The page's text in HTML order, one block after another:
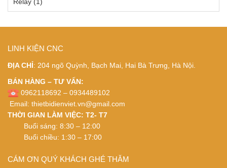
LINH KIỆN CNC
ĐỊA CHỈ: 204 ngõ Quỳnh, Bạch Mai, Hai Bà Trưng, Hà Nội.
BÁN HÀNG – TƯ VẤN:
0962118692 – 0934489102
Email: thietbidienviet.vn@gmail.com
THỜI GIAN LÀM VIỆC: T2- T7
Buổi sáng: 8:30 – 12:00
Buổi chiều: 1:30 – 17:00
CÁM ƠN QUÝ KHÁCH GHÉ THĂM